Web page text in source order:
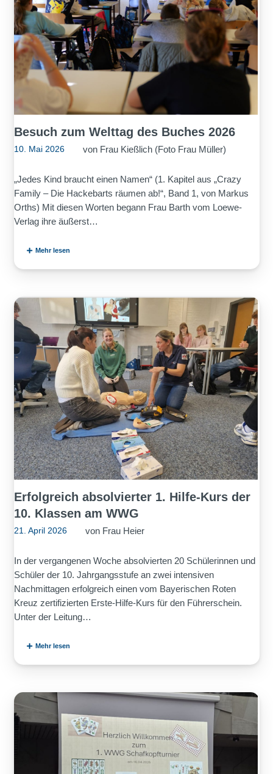
Besuch zum Welttag des Buches 2026
10. Mai 2026 von Frau Kießlich (Foto Frau Müller)
„Jedes Kind braucht einen Namen“ (1. Kapitel aus „Crazy
Family – Die Hackebarts räumen ab!“, Band 1, von Markus
Orths) Mit diesen Worten begann Frau Barth vom Loewe-
Verlag ihre äußerst…
Mehr lesen
Erfolgreich absolvierter 1. Hilfe‑Kurs der
10. Klassen am WWG
21. April 2026 von Frau Heier
In der vergangenen Woche absolvierten 20 Schülerinnen und
Schüler der 10. Jahrgangsstufe an zwei intensiven
Nachmittagen erfolgreich einen vom Bayerischen Roten
Kreuz zertifizierten Erste‑Hilfe‑Kurs für den Führerschein.
Unter der Leitung…
Mehr lesen